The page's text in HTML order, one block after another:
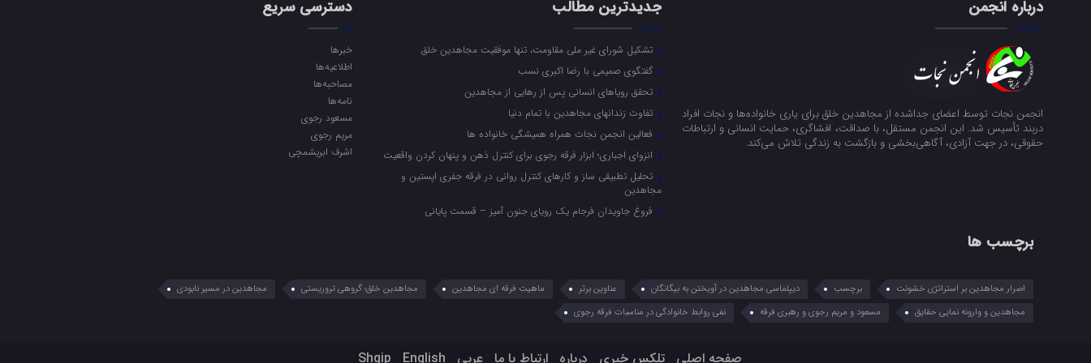
درباره انجمن
انجمن نجات توسط اعضای جداشده از مجاهدین خلق برای یاری خانواده‌ها و نجات افراد
دربند تأسیس شد. این انجمن مستقل، با صداقت، افشاگری، حمایت انسانی و ارتباطات
حقوقی، در جهت آزادی، آگاهی‌بخشی و بازگشت به زندگی تلاش می‌کند.
جدیدترین مطالب
تشکیل شورای غیر ملی مقاومت، تنها موفقیت مجاهدین خلق
گفتگوی صمیمی با رضا اکبری نسب
تحقق رویاهای انسانی پس از رهایی از مجاهدین
تفاوت زندانهای مجاهدین با تمام دنیا
فعالین انجمن نجات همراه همیشگی خانواده ها
انزوای اجباری؛ ابزار فرقه رجوی برای کنترل ذهن و پنهان کردن واقعیت
تحلیل تطبیقی ساز و کارهای کنترل روانی در فرقه جفری اپستین و
مجاهدین
فروغ جاویدان فرجام یک رویای جنون آمیز – قسمت پایانی
دسترسی سریع
خبرها
اطلاعیه‌ها
مصاحبه‌ها
نامه‌ها
مسعود رجوی
مریم رجوی
اشرف ابریشمچی
برچسب ها
اصرار مجاهدین بر استراتژی خشونت برچسب دیپلماسی مجاهدین در آویختن به بیگانگان عناوین برتر ماهیت فرقه ای مجاهدین مجاهدین خلق؛ گروهی تروریستی
مجاهدین در مسیر نابودی
مجاهدین و وارونه نمایی حقایق
مسعود و مریم رجوی و رهبری فرقه نفی روابط خانوادگی در مناسبات فرقه رجوی
صفحه اصلی تلکس خبری درباره ارتباط با ما عربي English
Shqip